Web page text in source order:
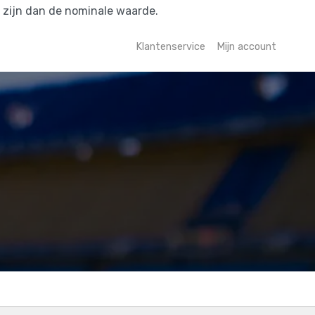
dan de nominale waarde.
Klantenservice Mijn account